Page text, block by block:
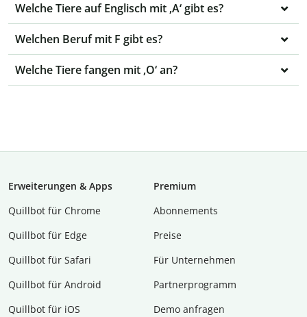
Welche Tiere auf Englisch mit ‚A‘ gibt es?
Welchen Beruf mit F gibt es?
Welche Tiere fangen mit ‚O‘ an?
Erweiterungen & Apps
Quillbot für Chrome
Quillbot für Edge
Quillbot für Safari
Quillbot für Android
Quillbot für iOS
Premium
Abon­ne­ments
Preise
Für Unternehmen
Partnerprogramm
Demo anfragen